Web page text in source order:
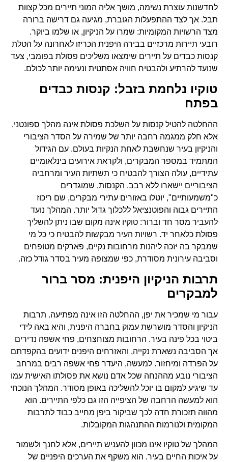
לחדשנות עוצרת נשימה, מושך אליה המוני תיירים מכל קצוות
תבל. אך לצד ההתפעלות הגוברת, מגיעה גם דרישה ברורה
מצד הרשויות המקומיות: שמרו על הניקיון, או שלמו ביוקר.
רובעי תיירות מרכזיים בבירה היפנית הכריזו לאחרונה על הטלת
קנסות כבדים על תיירים שימצאו משליכים פסולת בפומבי, צעד
שנועד להרתיע ולהבטיח חוויה אסתטית ונעימה יותר לכולם.
טוקיו נלחמת בזבל: קנסות כבדים
בפתח
ההחלטה להטיל קנסות על השלכת פסולת אינה מהלך ספונטני,
אלא חלק ממגמה רחבה יותר של שמירה על הסדר הציבורי
והניקיון בעיר שנחשבת לאחת הנקיות בעולם. עם הגידול
המתמיד במספר המבקרים, ולקראת אירועים בינלאומיים
עתידיים, עולה הצורך להבטיח כי תשתיות העיר ומרחביה
הציבוריים יישארו ללא רבב. הקנסות, שמוגדרים
כ"משמעותיים", יוטלו באזורים עתירי מבקרים, שם ריכוז
התיירים גבוה והפוטנציאל ללכלוך גדול יותר. המהלך נועד
להעביר מסר חד וברור: טוקיו אינה מקום שבו ניתן להשליך
פסולת כלאחר יד. רשויות העיר מבקשות להבטיח כי כל מי
שמבקר בה יזכה ליהנות מרחובות נקיים, פארקים מטופחים
וסביבה עירונית מסודרת, כפי שמצופה מעיר בסדר גודל כזה.
תרבות הניקיון היפנית: מסר ברור
למבקרים
עבור מי שמכיר את יפן, ההחלטה הזו אינה מפתיעה. תרבות
הניקיון והסדר מושרשת עמוק בחברה היפנית, והיא באה לידי
ביטוי בכל פינה בעיר. הרחובות מצוחצחים, פחי אשפה נדירים
אך הסביבה נשארת נקייה, והאזרחים היפנים ידועים בהקפדתם
על הפרדה ומיחזור. למעשה, היעדר פחי אשפה רבים במרחב
הציבורי נובע מההנחה שכל אדם נושא את פסולתו האישית עמו
עד שיגיע למקום בו יוכל להשליכה באופן מסודר. המהלך הנוכחי
הוא למעשה הרחבה של הציפייה הזו גם כלפי התיירים. הוא
מהווה תזכורת חדה לכך שביקור ביפן מחייב כבוד לתרבות
המקומית ולנורמות ההתנהגות המקובלות.
המהלך של טוקיו אינו מכוון להעניש תיירים, אלא לחנך ולשמור
על איכות החיים בעיר. הוא משקף את הערכים היפניים של